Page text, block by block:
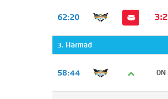
62:20 3:2
3. Harmad
58:44 ON